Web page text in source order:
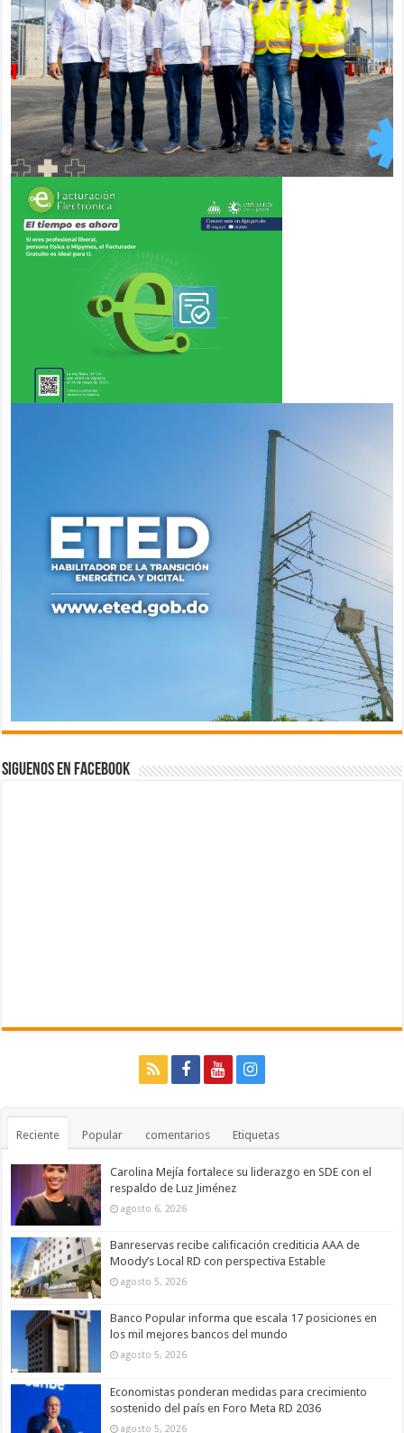
Siguenos en Facebook
Reciente Popular comentarios Etiquetas
Carolina Mejía fortalece su liderazgo en SDE con el
respaldo de Luz Jiménez
agosto 6, 2026
Banreservas recibe calificación crediticia AAA de
Moody’s Local RD con perspectiva Estable
agosto 5, 2026
Banco Popular informa que escala 17 posiciones en
los mil mejores bancos del mundo
agosto 5, 2026
Economistas ponderan medidas para crecimiento
sostenido del país en Foro Meta RD 2036
agosto 5, 2026